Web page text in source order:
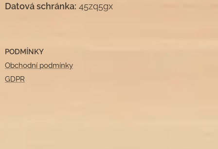
Datová schránka: 45zq5gx
PODMÍNKY
Obchodní podmínky
GDPR